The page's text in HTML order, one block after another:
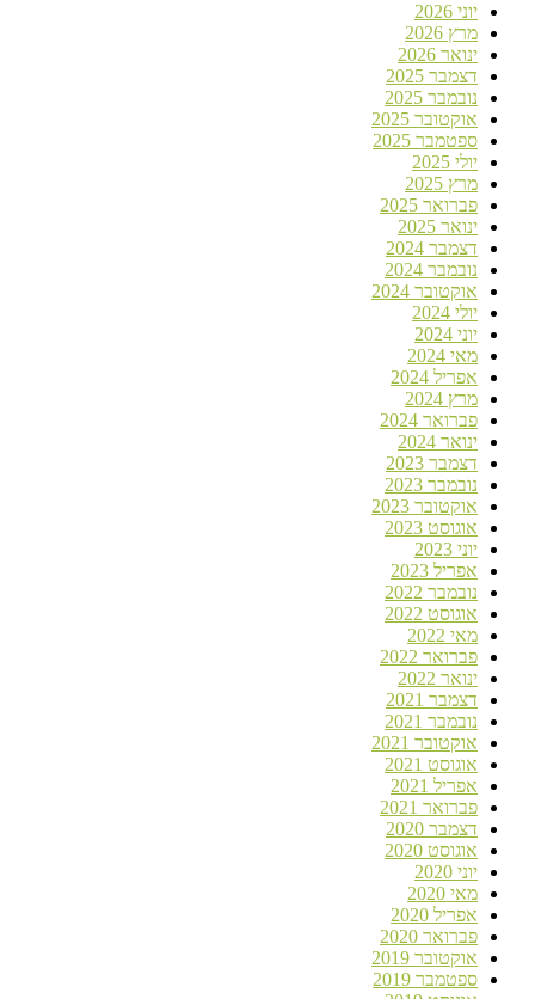
יוני 2026
מרץ 2026
ינואר 2026
דצמבר 2025
נובמבר 2025
אוקטובר 2025
ספטמבר 2025
יולי 2025
מרץ 2025
פברואר 2025
ינואר 2025
דצמבר 2024
נובמבר 2024
אוקטובר 2024
יולי 2024
יוני 2024
מאי 2024
אפריל 2024
מרץ 2024
פברואר 2024
ינואר 2024
דצמבר 2023
נובמבר 2023
אוקטובר 2023
אוגוסט 2023
יוני 2023
אפריל 2023
נובמבר 2022
אוגוסט 2022
מאי 2022
פברואר 2022
ינואר 2022
דצמבר 2021
נובמבר 2021
אוקטובר 2021
אוגוסט 2021
אפריל 2021
פברואר 2021
דצמבר 2020
אוגוסט 2020
יוני 2020
מאי 2020
אפריל 2020
פברואר 2020
אוקטובר 2019
ספטמבר 2019